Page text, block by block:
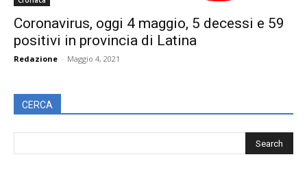
Coronavirus, oggi 4 maggio, 5 decessi e 59
positivi in provincia di Latina
Redazione - Maggio 4, 2021
CERCA